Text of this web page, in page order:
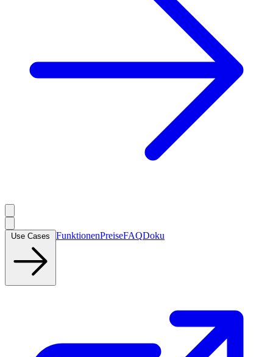
FunktionenPreiseFAQDoku